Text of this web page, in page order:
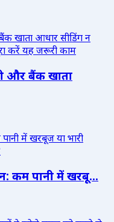
और बैंक खाता
कम पानी में खरबू...